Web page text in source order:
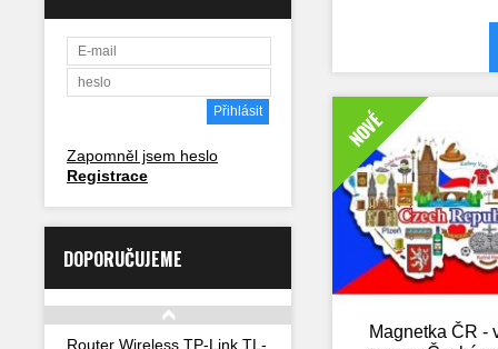
Zapomněl jsem heslo
Registrace
DOPORUČUJEME
Router Wireless TP-Link TL-
na hradu Špilberk a
Špilberk, Brno a Česká
České republiky a
NOVÉ
Magnetka ČR -